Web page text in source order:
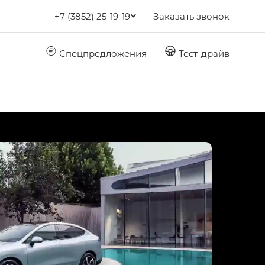
+7 (3852) 25-19-19 Заказать звонок
Спецпредложения Тест-драйв